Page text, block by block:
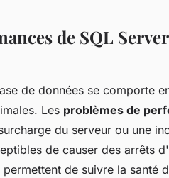
de SQL
de données se comporte
Les problèmes de
du serveur ou une
de causer des arrêts
de suivre la santé